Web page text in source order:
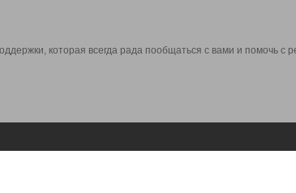
которая всегда рада пообщаться с вами и помочь с